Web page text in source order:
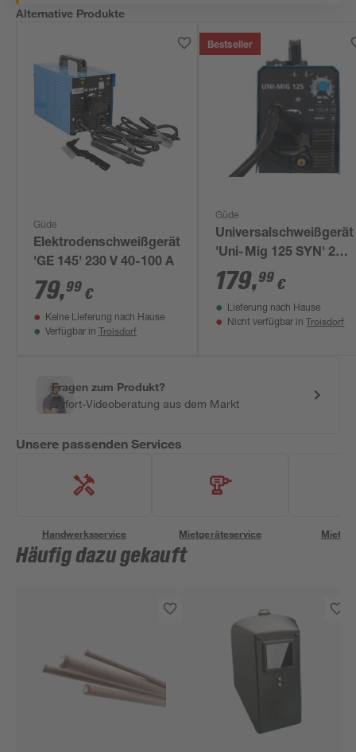
Alternative Produkte
Güde
Elektrodenschweißgerät
'GE 145' 230 V 40-100 A
79,99 €
Keine Lieferung nach Hause
Verfügbar in Troisdorf
Bestseller
Güde
Universalschweißgerät
'Uni-Mig 125 SYN' 230
V 20-120 A
179,99 €
Lieferung nach Hause
Nicht verfügbar in Troisdorf
Fragen zum Produkt?
Sofort-Videoberatung aus dem Markt
Unsere passenden Services
Handwerksservice Mietgeräteservice
Häufig dazu gekauft